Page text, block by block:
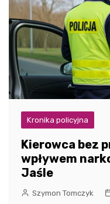
Kronika policyjna
Kierowca bez
wpływem
Jaśle
Szymon Tomczyk